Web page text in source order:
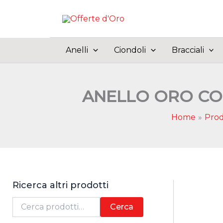
Anelli Ciondoli Bracciali
ANELLO ORO
Home
Ricerca altri prodotti
Cerca